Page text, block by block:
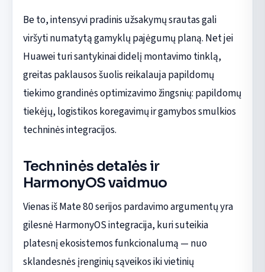
Be to, intensyvi pradinis užsakymų srautas gali
viršyti numatytą gamyklų pajėgumų planą. Net jei
Huawei turi santykinai didelį montavimo tinklą,
greitas paklausos šuolis reikalauja papildomų
tiekimo grandinės optimizavimo žingsnių: papildomų
tiekėjų, logistikos koregavimų ir gamybos smulkios
techninės integracijos.
Techninės detalės ir
HarmonyOS vaidmuo
Vienas iš Mate 80 serijos pardavimo argumentų yra
gilesnė HarmonyOS integracija, kuri suteikia
platesnį ekosistemos funkcionalumą — nuo
sklandesnės įrenginių sąveikos iki vietinių